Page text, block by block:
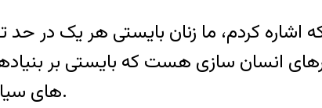
کردم، ما زنان بایستی هر یک در حد
انسان سازی هست که بایستی بر
های سیاسی و کلنجارهای عقیدتی، استوار شوند.